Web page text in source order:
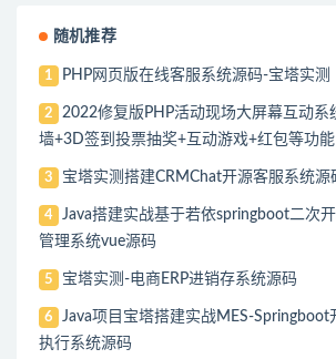
随机推荐
1 PHP网页版在线客服系统源码-宝塔实测
2
2022修复版PHP活动现场大屏幕互动系
墙+3D签到投票抽奖+互动游戏+红包等功能
3 宝塔实测搭建CRMChat开源客服系统源
4
Java搭建实战基于若依springboot二次
管理系统vue源码
5 宝塔实测-电商ERP进销存系统源码
6
Java项目宝塔搭建实战MES-Springboot
执行系统源码